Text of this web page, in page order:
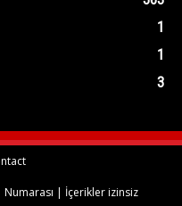
1
1
3
| İçerikler izinsiz